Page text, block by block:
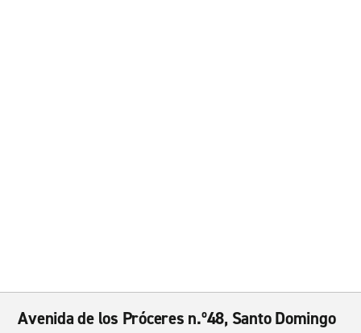
Avenida de los Próceres n.º48, Santo Domingo